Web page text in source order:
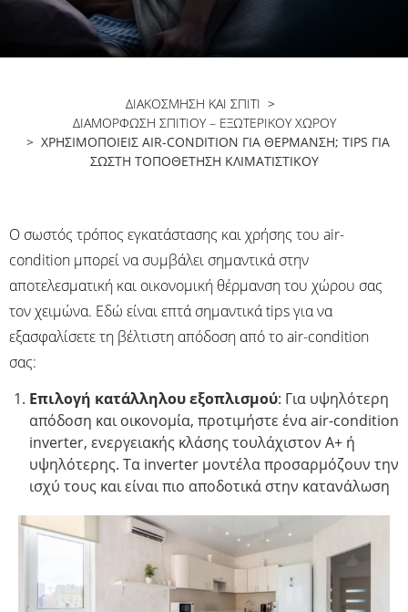
ΔΙΑΚΟΣΜΗΣΗ ΚΑΙ ΣΠΙΤΙ >
ΔΙΑΜΌΡΦΩΣΗ ΣΠΙΤΙΟΎ – ΕΞΩΤΕΡΙΚΟΎ ΧΏΡΟΥ
> ΧΡΗΣΙΜΟΠΟΙΕΊΣ AIR-CONDITION ΓΙΑ ΘΈΡΜΑΝΣΗ; TIPS ΓΙΑ
ΣΩΣΤΉ ΤΟΠΟΘΈΤΗΣΗ ΚΛΙΜΑΤΙΣΤΙΚΟΎ
Ο σωστός τρόπος εγκατάστασης και χρήσης του air-
condition μπορεί να συμβάλει σημαντικά στην
αποτελεσματική και οικονομική θέρμανση του χώρου σας
τον χειμώνα. Εδώ είναι επτά σημαντικά tips για να
εξασφαλίσετε τη βέλτιστη απόδοση από το air-condition
σας:
Επιλογή κατάλληλου εξοπλισμού: Για υψηλότερη
απόδοση και οικονομία, προτιμήστε ένα air-condition
inverter, ενεργειακής κλάσης τουλάχιστον Α+ ή
υψηλότερης. Τα inverter μοντέλα προσαρμόζουν την
ισχύ τους και είναι πιο αποδοτικά στην κατανάλωση​